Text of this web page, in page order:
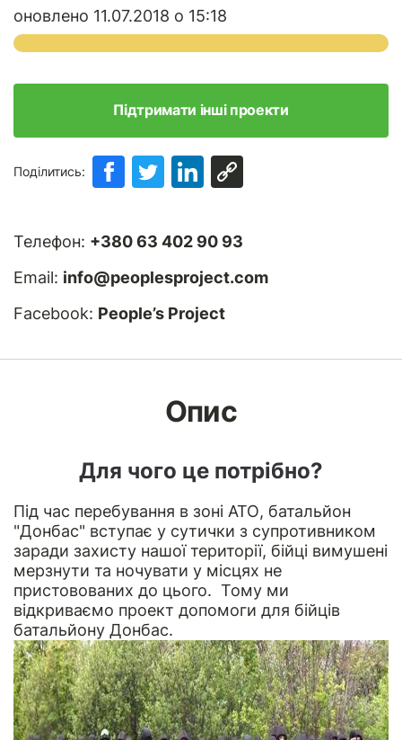
оновлено 11.07.2018 о 15:18
Підтримати інші проекти
Поділитись:
Телефон: +380 63 402 90 93
Email: info@peoplesproject.com
Facebook: People’s Project
Опис
Для чого це потрібно?
Під час перебування в зоні АТО, батальйон
"Донбас" вступає у сутички з супротивником
заради захисту нашої території, бійці вимушені
мерзнути та ночувати у місцях не
пристовованих до цього. Тому ми
відкриваємо проект допомоги для бійців
батальйону Донбас.